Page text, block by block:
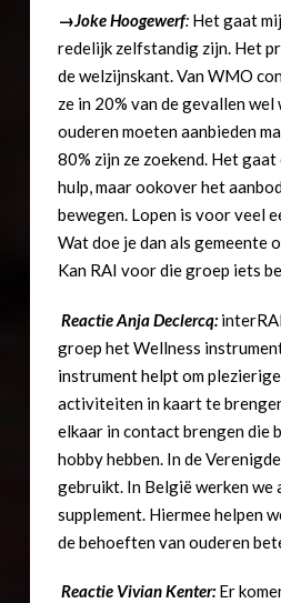
→Joke Hoogewerf: Het gaat
redelijk zelfstandig zijn. Het
de welzijnskant. Van WMO
ze in 20% van de gevallen
ouderen moeten aanbieden
80% zijn ze zoekend. Het
hulp, maar ookover het
bewegen. Lopen is voor veel
Wat doe je dan als gemeente
Kan RAI voor die groep iets
Reactie Anja Declercq:
groep het Wellness
instrument helpt om
activiteiten in kaart te
elkaar in contact brengen die
hobby hebben. In de
gebruikt. In België werken we
supplement. Hiermee helpen
de behoeften van ouderen
Reactie Vivian Kenter: Er